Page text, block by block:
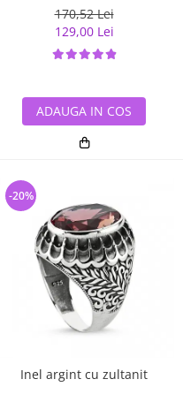
IST0007
170,52 Lei
129,00 Lei
ADAUGA IN COS
Inel argint cu zultanit
-20%